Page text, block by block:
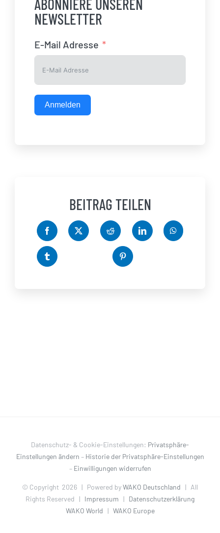
ABONNIERE UNSEREN
NEWSLETTER
E-Mail Adresse
Anmelden
BEITRAG TEILEN
Datenschutz- & Cookie-Einstellungen: Privatsphäre-
Einstellungen ändern – Historie der Privatsphäre-Einstellungen
– Einwilligungen widerrufen
© Copyright 2026 | Powered byWAKO Deutschland | All
Rights Reserved | Impressum | Datenschutzerklärung
WAKO World | WAKO Europe